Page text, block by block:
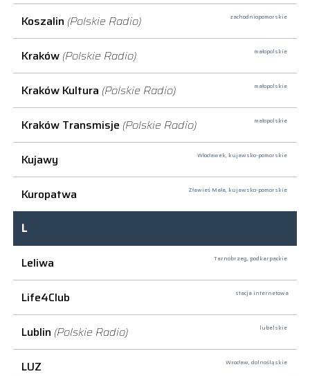
Koszalin (Polskie Radio) zachodniopomorskie
Kraków (Polskie Radio) małopolskie
Kraków Kultura (Polskie Radio) małopolskie
Kraków Transmisje (Polskie Radio) małopolskie
Kujawy Włocławek, kujawsko-pomorskie
Kuropatwa Zławieś Mała, kujawsko-pomorskie
L
Leliwa
Tarnobrzeg, podkarpackie
Life4Club stacja internetowa
Lublin (Polskie Radio) lubelskie
LUZ Wrocław, dolnośląskie